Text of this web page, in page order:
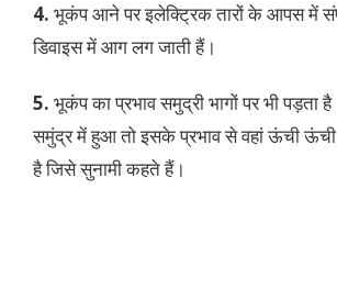
4. भूकंप आने पर इलेक्ट्रिक तारों के आपस में
डिवाइस में आग लग जाती हैं।
5. भूकंप का प्रभाव समुद्री भागों पर भी पड़ता
समुंद्र में हुआ तो इसके प्रभाव से वहां ऊंची ऊंची
है जिसे सुनामी कहते हैं।